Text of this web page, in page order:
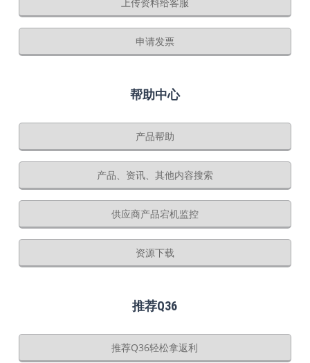
申请发票
帮助中心
产品帮助
产品、资讯、其他内容搜索
供应商产品宕机监控
资源下载
推荐Q36
推荐Q36轻松拿返利